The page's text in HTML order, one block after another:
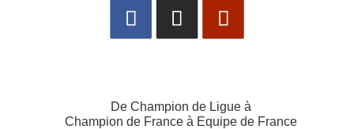
De Champion de Ligue à
Champion de France à Equipe de France